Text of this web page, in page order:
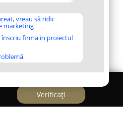
vreau să ridic
marketing
înscriu firma in proiectul
Verificați